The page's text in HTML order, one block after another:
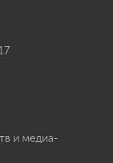
и медиа-